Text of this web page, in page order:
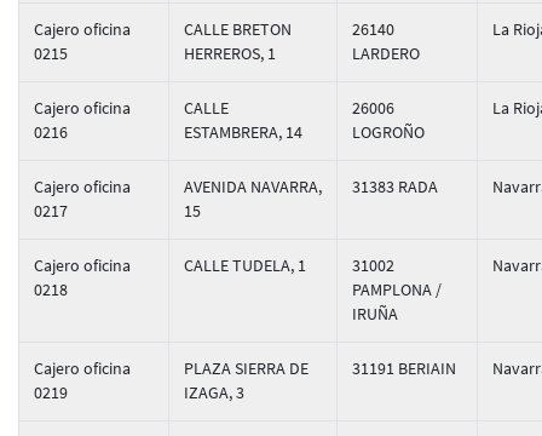
Cajero oficina
0215
CALLE BRETON
HERREROS, 1
26140
LARDERO
La
Cajero oficina
0216
CALLE
ESTAMBRERA, 14
26006
LOGROÑO
La
Cajero oficina
0217
AVENIDA NAVARRA,
15
31383 RADA
Cajero oficina
0218
CALLE TUDELA, 1
31002
PAMPLONA /
IRUÑA
Cajero oficina
0219
PLAZA SIERRA DE
IZAGA, 3
31191 BERIAIN